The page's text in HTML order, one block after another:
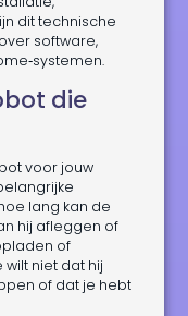
dit technische
software,
die
voor jouw
lang kan de
hij afleggen of
of
niet dat hij
of dat je hebt